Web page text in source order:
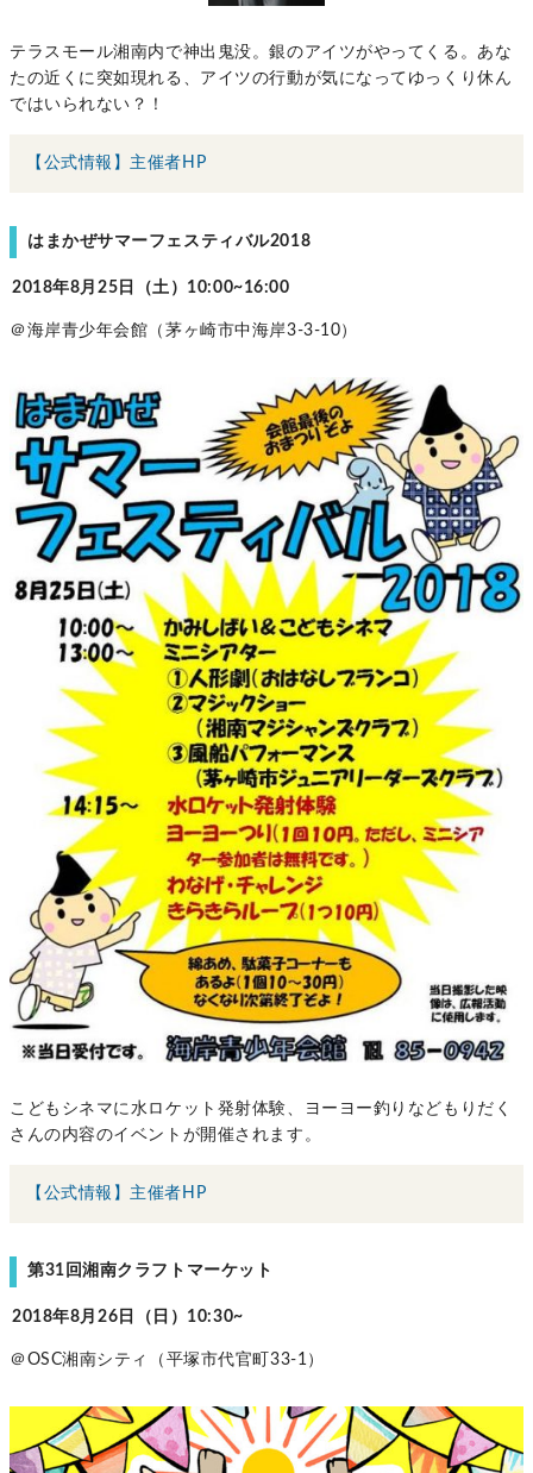
テラスモール湘南内で神出鬼没。銀のアイツがやってくる。あな
たの近くに突如現れる、アイツの行動が気になってゆっくり休ん
ではいられない？！
【公式情報】主催者HP
はまかぜサマーフェスティバル2018
2018年8月25日（土）10:00~16:00
＠海岸青少年会館（茅ヶ崎市中海岸3-3-10）
こどもシネマに水ロケット発射体験、ヨーヨー釣りなどもりだく
さんの内容のイベントが開催されます。
【公式情報】主催者HP
第31回湘南クラフトマーケット
2018年8月26日（日）10:30~
＠OSC湘南シティ（平塚市代官町33-1）